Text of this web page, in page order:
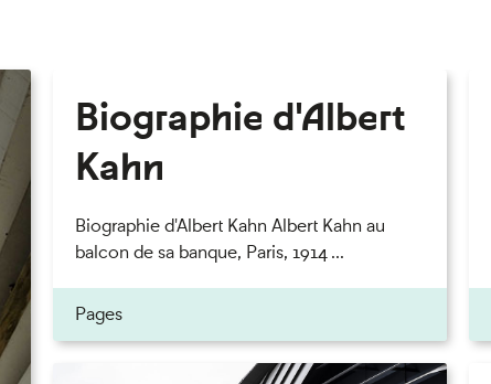
Biographie d'Albert
Kahn
Biographie d'Albert Kahn Albert Kahn au
balcon de sa banque, Paris, 1914 ...
Pages